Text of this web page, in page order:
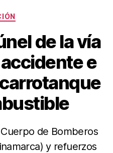
Categorías
de la vía
e
de Bomberos
y refuerzos